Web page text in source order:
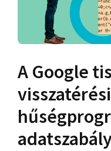
A Google